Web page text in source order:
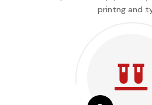
printng and
